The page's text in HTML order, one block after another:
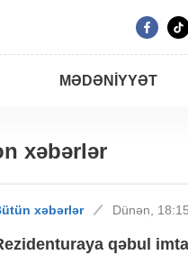
MƏDƏNIYYƏT
xəbərlər
xəbərlər Dünən, 18:15
qəbul